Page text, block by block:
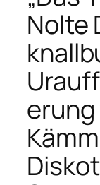
Nolte
erung